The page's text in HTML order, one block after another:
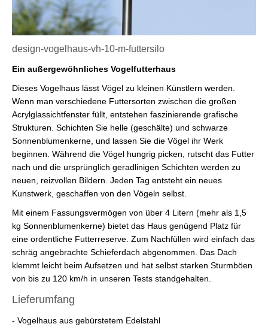
design-vogelhaus-vh-10-m-futtersilo
Ein außergewöhnliches Vogelfutterhaus
Dieses Vogelhaus lässt Vögel zu kleinen Künstlern werden.
Wenn man verschiedene Futtersorten zwischen die großen
Acrylglassichtfenster füllt, entstehen faszinierende grafische
Strukturen. Schichten Sie helle (geschälte) und schwarze
Sonnenblumenkerne, und lassen Sie die Vögel ihr Werk
beginnen. Während die Vögel hungrig picken, rutscht das Futter
nach und die ursprünglich geradlinigen Schichten werden zu
neuen, reizvollen Bildern. Jeden Tag entsteht ein neues
Kunstwerk, geschaffen von den Vögeln selbst.
Mit einem Fassungsvermögen von über 4 Litern (mehr als 1,5
kg Sonnenblumenkerne) bietet das Haus genügend Platz für
eine ordentliche Futterreserve. Zum Nachfüllen wird einfach das
schräg angebrachte Schieferdach abgenommen. Das Dach
klemmt leicht beim Aufsetzen und hat selbst starken Sturmböen
von bis zu 120 km/h in unseren Tests standgehalten.
Lieferumfang
- Vogelhaus aus gebürstetem Edelstahl